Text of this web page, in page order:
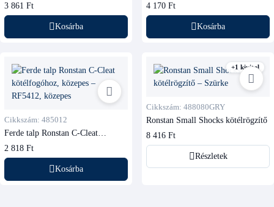
3 861 Ft
Kosárba
4 170 Ft
Kosárba
Cikkszám: 485012
Ferde talp Ronstan C-Cleat
2 818 Ft
Kosárba
+1 kivitel
Cikkszám: 488080GRY
Ronstan Small Shocks kötélrögzítő
8 416 Ft
Részletek